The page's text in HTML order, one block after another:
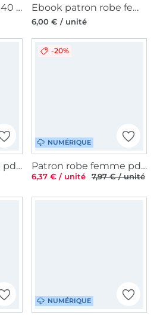
Patron Butterick 7040 robe pour femmes, version papier, taille 44-52, en français Ebook patron robe femme pdf Anouk My Image S1305, en français
6,00 € / unité
Patron robe femme pdf Cayetania La Bavarese, en allemand
NUMÉRIQUE
-20%
Patron robe femme pdf Sibilla TOSCAminni Schnittmanufaktur, en allemand
6,37 € / unité 7,97 € / unité
NUMÉRIQUE